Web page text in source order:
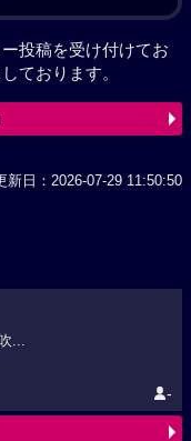
投稿を受け付けてお
ております。
新日：2026-07-29 11:50:50
...
-